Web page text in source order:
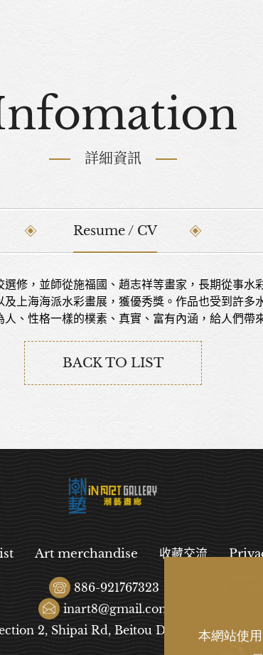
本網站使
詳細資訊
Resume / CV
修，並師從施福國、趙志祥等畫家，長期從事水
上海海派水彩畫展，獲優秀獎。作品也受到許
、性格一樣的樸素、真實、富有內涵，給人們帶
BACK TO LIST
Art merchandise 收藏交流
886-921767323
inart8@gmail.com
2, Shipai Rd, Beitou District, Taipei